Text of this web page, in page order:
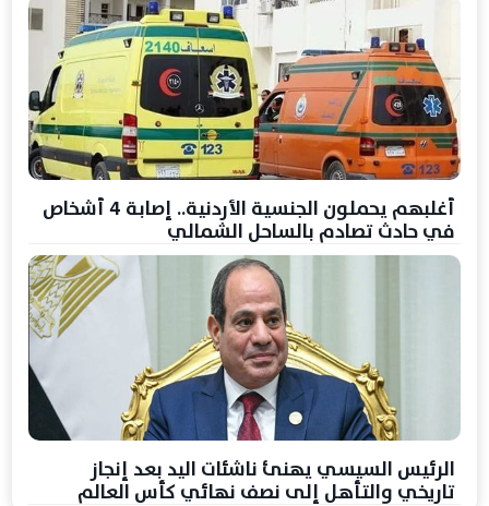
أغلبهم يحملون الجنسية الأردنية.. إصابة 4 أشخاص
في حادث تصادم بالساحل الشمالي
الرئيس السيسي يهنئ ناشئات اليد بعد إنجاز
تاريخي والتأهل إلى نصف نهائي كأس العالم